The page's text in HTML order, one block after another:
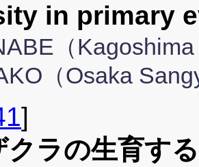
in primary
（
（Osaka
]
クラの生育す